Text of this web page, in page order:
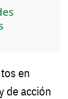
en
de acción